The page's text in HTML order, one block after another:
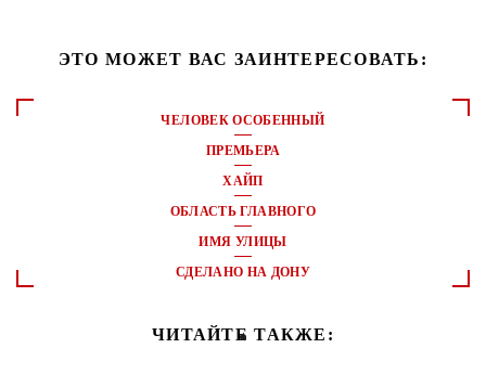
ЭТО МОЖЕТ ВАС ЗАИНТЕРЕСОВАТЬ:
ЧЕЛОВЕК ОСОБЕННЫЙ
ПРЕМЬЕРА
ХАЙП
ОБЛАСТЬ ГЛАВНОГО
ИМЯ УЛИЦЫ
СДЕЛАНО НА ДОНУ
ЧИТАЙТЕ ТАКЖЕ: